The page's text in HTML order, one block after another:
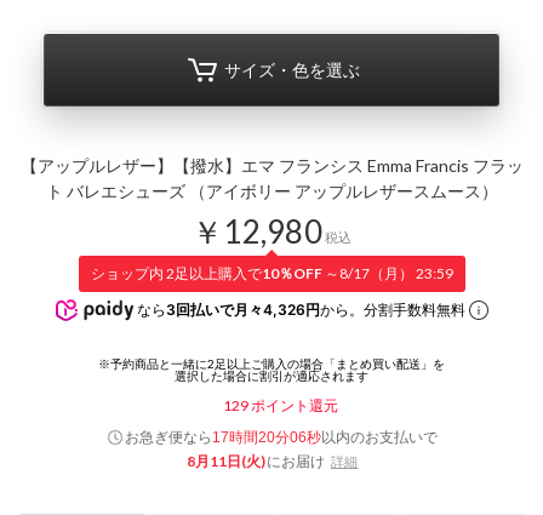
サイズ・色を選ぶ
【アップルレザー】【撥水】エマ フランシス Emma Francis フラッ
ト バレエシューズ （アイボリー アップルレザースムース）
￥12,980税込
ショップ内 2足以上購入で10％OFF～8/17（月） 23:59
なら 3回払いで月々4,326円から。分割手数料無料
129ポイント還元
お急ぎ便なら 17時間20分05秒以内のお支払いで
8月11日(火)にお届け 詳細